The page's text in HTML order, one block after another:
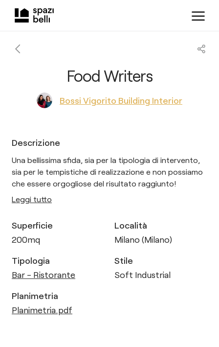
Food Writers
Bossi Vigorito Building Interior
Descrizione
Una bellissima sfida, sia per la tipologia di intervento,
sia per le tempistiche di realizzazione e non possiamo
che essere orgogliose del risultato raggiunto!
Leggi tutto
Superficie
200mq
Località
Milano (Milano)
Tipologia
Bar - Ristorante
Stile
Soft Industrial
Planimetria
Planimetria.pdf